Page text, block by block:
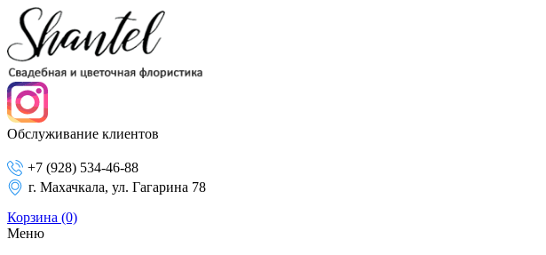
Обслуживание клиентов
+7 (928) 534-46-88
г. Махачкала, ул. Гагарина 78
Корзина (0)
Меню